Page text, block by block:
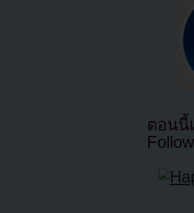
ตอนนี้